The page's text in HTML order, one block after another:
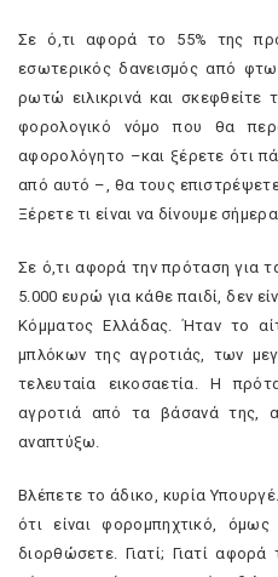
Σε ό,τι αφορά το 55% της
εσωτερικός δανεισμός από
ρωτώ ειλικρινά και
φορολογικό νόμο που θα
αφορολόγητο –και ξέρετε ότι
από αυτό –, θα τους
Ξέρετε τι είναι να δίνουμε
Σε ό,τι αφορά την πρόταση για
5.000 ευρώ για κάθε παιδί, δεν
Κόμματος Ελλάδας. Ήταν το
μπλόκων της αγροτιάς, των
τελευταία εικοσαετία. Η
αγροτιά από τα βάσανά της,
αναπτύξω.
Βλέπετε το άδικο, κυρία
ότι είναι φορομπηχτικό,
διορθώσετε. Γιατί; Γιατί